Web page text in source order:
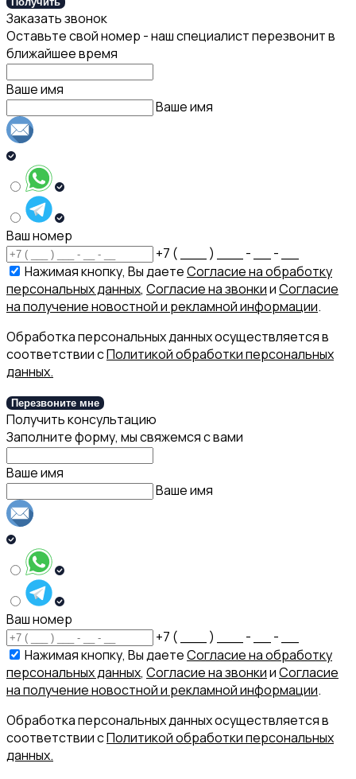
Заказать звонок
Оставьте свой номер - наш специалист перезвонит в
ближайшее время
Ваше имя
Ваше имя
Ваш номер
+7 ( ___ ) ___ - __ - __
Нажимая кнопку, Вы даетеСогласие на обработку
персональных данных, Согласие на звонкииСогласие
на получение новостной и рекламной информации.
Обработка персональных данных осуществляется в
соответствии сПолитикой обработки персональных
данных.
Перезвоните мне
Получить консультацию
Заполните форму, мы свяжемся с вами
Ваше имя
Ваше имя
Ваш номер
+7 ( ___ ) ___ - __ - __
Нажимая кнопку, Вы даетеСогласие на обработку
персональных данных, Согласие на звонкииСогласие
на получение новостной и рекламной информации.
Обработка персональных данных осуществляется в
соответствии сПолитикой обработки персональных
данных.